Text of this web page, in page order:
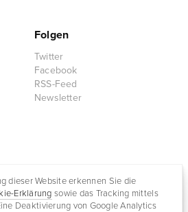
dieser Website erkennen Sie die
Erklärung sowie das Tracking mittels
Deaktivierung von Google Analytics
Folgen
Twitter
Facebook
RSS-Feed
Newsletter